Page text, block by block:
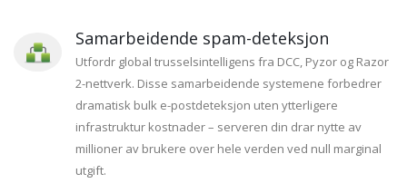
Samarbeidende spam-deteksjon
Utfordr global trusselsintelligens fra DCC, Pyzor og Razor
2-nettverk. Disse samarbeidende systemene forbedrer
dramatisk bulk e-postdeteksjon uten ytterligere
infrastruktur kostnader – serveren din drar nytte av
millioner av brukere over hele verden ved null marginal
utgift.